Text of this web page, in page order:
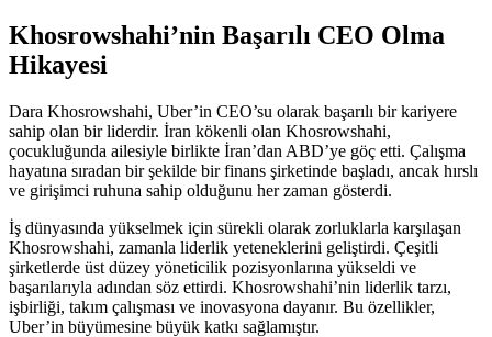
Khosrowshahi’nin Başarılı CEO Olma
Hikayesi
Dara Khosrowshahi, Uber’in CEO’su olarak başarılı bir kariyere
sahip olan bir liderdir. İran kökenli olan Khosrowshahi,
çocukluğunda ailesiyle birlikte İran’dan ABD’ye göç etti. Çalışma
hayatına sıradan bir şekilde bir finans şirketinde başladı, ancak hırslı
ve girişimci ruhuna sahip olduğunu her zaman gösterdi.
İş dünyasında yükselmek için sürekli olarak zorluklarla karşılaşan
Khosrowshahi, zamanla liderlik yeteneklerini geliştirdi. Çeşitli
şirketlerde üst düzey yöneticilik pozisyonlarına yükseldi ve
başarılarıyla adından söz ettirdi. Khosrowshahi’nin liderlik tarzı,
işbirliği, takım çalışması ve inovasyona dayanır. Bu özellikler,
Uber’in büyümesine büyük katkı sağlamıştır.